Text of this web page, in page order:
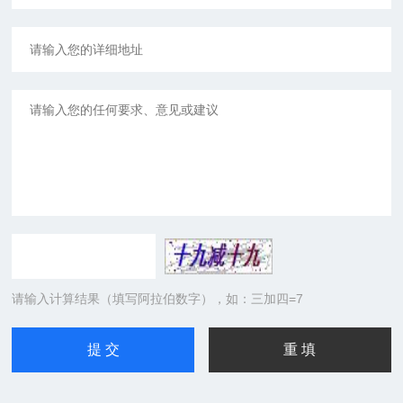
请输入计算结果（填写阿拉伯数字），如：三加四=7